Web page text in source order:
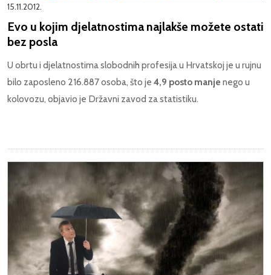
15.11.2012.
Evo u kojim djelatnostima najlakše možete ostati
bez posla
U obrtu i djelatnostima slobodnih profesija u Hrvatskoj je u rujnu
bilo zaposleno 216.887 osoba, što je 4,9 posto manje nego u
kolovozu, objavio je Državni zavod za statistiku.